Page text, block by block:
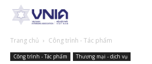
Trang chủ Công trình - Tác phẩm
Công trình - Tác phẩm Thương mại - dịch vụ